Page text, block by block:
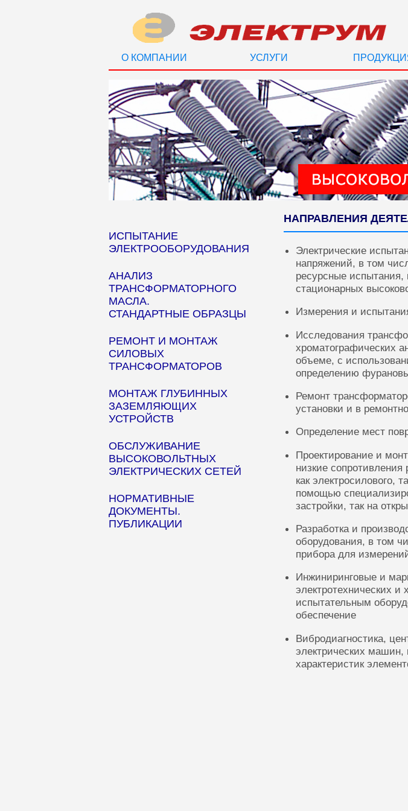
О КОМПАНИИ УСЛУГИ
ИСПЫТАНИЕ
ЭЛЕКТРООБОРУДОВАНИЯ
АНАЛИЗ
ТРАНСФОРМАТОРНОГО
МАСЛА.
СТАНДАРТНЫЕ ОБРАЗЦЫ
РЕМОНТ И МОНТАЖ
СИЛОВЫХ
ТРАНСФОРМАТОРОВ
МОНТАЖ ГЛУБИННЫХ
ЗАЗЕМЛЯЮЩИХ
УСТРОЙСТВ
ОБСЛУЖИВАНИЕ
ВЫСОКОВОЛЬТНЫХ
ЭЛЕКТРИЧЕСКИХ СЕТЕЙ
НОРМАТИВНЫЕ
ДОКУМЕНТЫ.
ПУБЛИКАЦИИ
НАПРАВЛЕНИЯ
Электрические
напряжений, в том
ресурсные испытания,
стационарных
Измерения и
Исследования
хроматографических
объеме, с
определению
Ремонт
установки и в
Определение мест
Проектирование и
низкие
как электросилового,
помощью
застройки, так на
Разработка и
оборудования, в том
прибора для
Инжиниринговые и
электротехнических и
испытательным
обеспечение
Вибродиагностика,
электрических машин,
характеристик